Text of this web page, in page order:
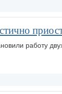
работу